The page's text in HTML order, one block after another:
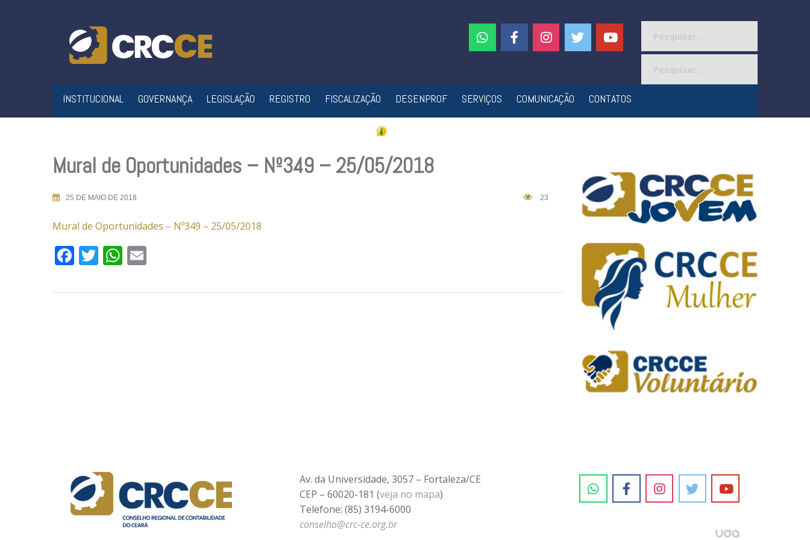
INSTITUCIONAL GOVERNANÇA LEGISLAÇÃO REGISTRO FISCALIZAÇÃO DESENPROF SERVIÇOS COMUNICAÇÃO CONTATOS
Mural de Oportunidades – Nº349 – 25/05/2018
25 DE MAIO DE 2018 23
Mural de Oportunidades – Nº349 – 25/05/2018
Facebook
TwitterWhatsApp
Av. da Universidade, 3057 – Fortaleza/CE
CEP – 60020-181 (veja no mapa)
Telefone: (85) 3194-6000
conselho@crc-ce.org.br